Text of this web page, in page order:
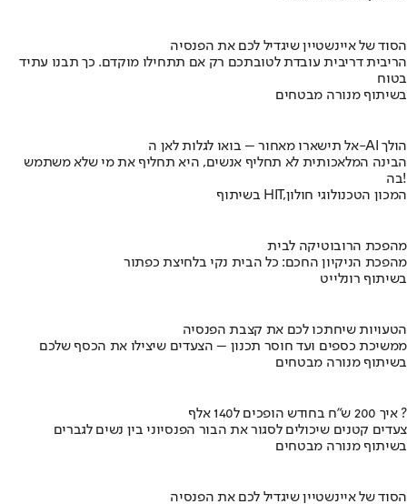
הסוד של איינשטיין שיגדיל לכם את הפנסיה
הריבית דריבית עובדת לטובתכם רק אם תתחילו מוקדם. כך תבנו עתיד
בטוח
בשיתוף מנורה מבטחים
אל תישארו מאחור – בואו לגלות לאן ה-AI הולך
הבינה המלאכותית לא תחליף אנשים, היא תחליף את מי שלא משתמש
בה!
בשיתוף HIT,המכון הטכנולוגי חולון
מהפכת הרובוטיקה לבית
מהפכת הניקיון החכם: כל הבית נקי בלחיצת כפתור
בשיתוף רונלייט
הטעויות שיחתכו לכם את קצבת הפנסיה
ממשיכת כספים ועד חוסר תכנון – הצעדים שיצילו את הכסף שלכם
בשיתוף מנורה מבטחים
איך 200 ש"ח בחודש הופכים ל140 אלף ?
צעדים קטנים שיכולים לסגור את הבור הפנסיוני בין נשים לגברים
בשיתוף מנורה מבטחים
הסוד של איינשטיין שיגדיל לכם את הפנסיה